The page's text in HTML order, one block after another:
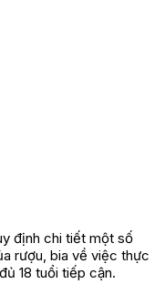
định chi tiết một số
rượu, bia về việc thực
18 tuổi tiếp cận.